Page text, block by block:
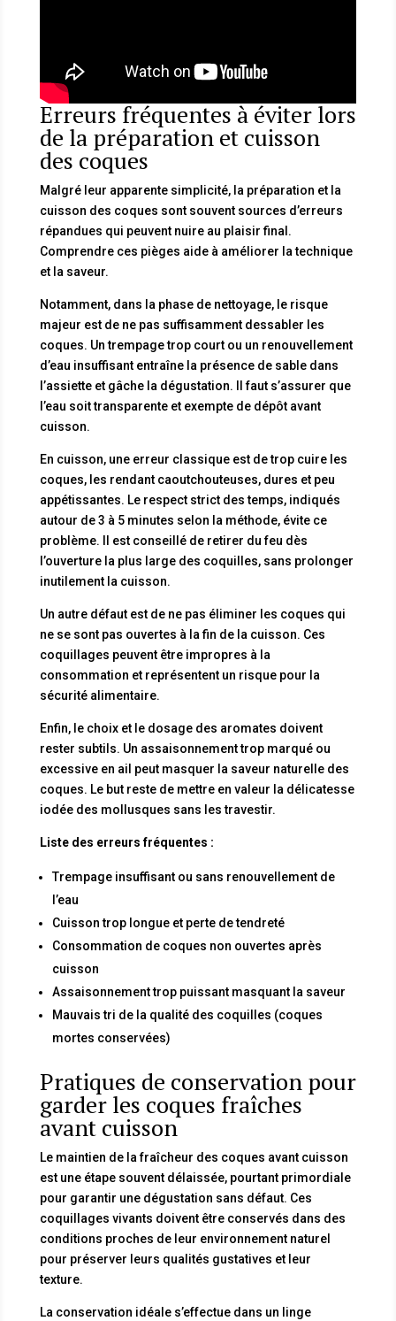
Erreurs fréquentes à éviter lors
de la préparation et cuisson
des coques
Malgré leur apparente simplicité, la préparation et la
cuisson des coques sont souvent sources d’erreurs
répandues qui peuvent nuire au plaisir final.
Comprendre ces pièges aide à améliorer la technique
et la saveur.
Notamment, dans la phase de nettoyage, le risque
majeur est de ne pas suffisamment dessabler les
coques. Un trempage trop court ou un renouvellement
d’eau insuffisant entraîne la présence de sable dans
l’assiette et gâche la dégustation. Il faut s’assurer que
l’eau soit transparente et exempte de dépôt avant
cuisson.
En cuisson, une erreur classique est de trop cuire les
coques, les rendant caoutchouteuses, dures et peu
appétissantes. Le respect strict des temps, indiqués
autour de 3 à 5 minutes selon la méthode, évite ce
problème. Il est conseillé de retirer du feu dès
l’ouverture la plus large des coquilles, sans prolonger
inutilement la cuisson.
Un autre défaut est de ne pas éliminer les coques qui
ne se sont pas ouvertes à la fin de la cuisson. Ces
coquillages peuvent être impropres à la
consommation et représentent un risque pour la
sécurité alimentaire.
Enfin, le choix et le dosage des aromates doivent
rester subtils. Un assaisonnement trop marqué ou
excessive en ail peut masquer la saveur naturelle des
coques. Le but reste de mettre en valeur la délicatesse
iodée des mollusques sans les travestir.
Liste des erreurs fréquentes :
Trempage insuffisant ou sans renouvellement de
l’eau
Cuisson trop longue et perte de tendreté
Consommation de coques non ouvertes après
cuisson
Assaisonnement trop puissant masquant la saveur
Mauvais tri de la qualité des coquilles (coques
mortes conservées)
Pratiques de conservation pour
garder les coques fraîches
avant cuisson
Le maintien de la fraîcheur des coques avant cuisson
est une étape souvent délaissée, pourtant primordiale
pour garantir une dégustation sans défaut. Ces
coquillages vivants doivent être conservés dans des
conditions proches de leur environnement naturel
pour préserver leurs qualités gustatives et leur
texture.
La conservation idéale s’effectue dans un linge